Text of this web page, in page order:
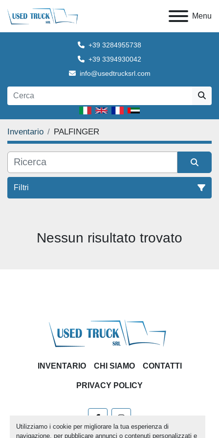
Utilizziamo i cookie per migliorare la tua esperienza di
navigazione, per pubblicare annunci o contenuti personalizzati e
Menu
+39 3284955738
+39 3394930042
info@usedtrucksrl.com
Inventario PALFINGER
Filtri
Ordina per
Nessun risultato trovato
INVENTARIO CHI SIAMO CONTATTI
PRIVACY POLICY
facebookinstagram